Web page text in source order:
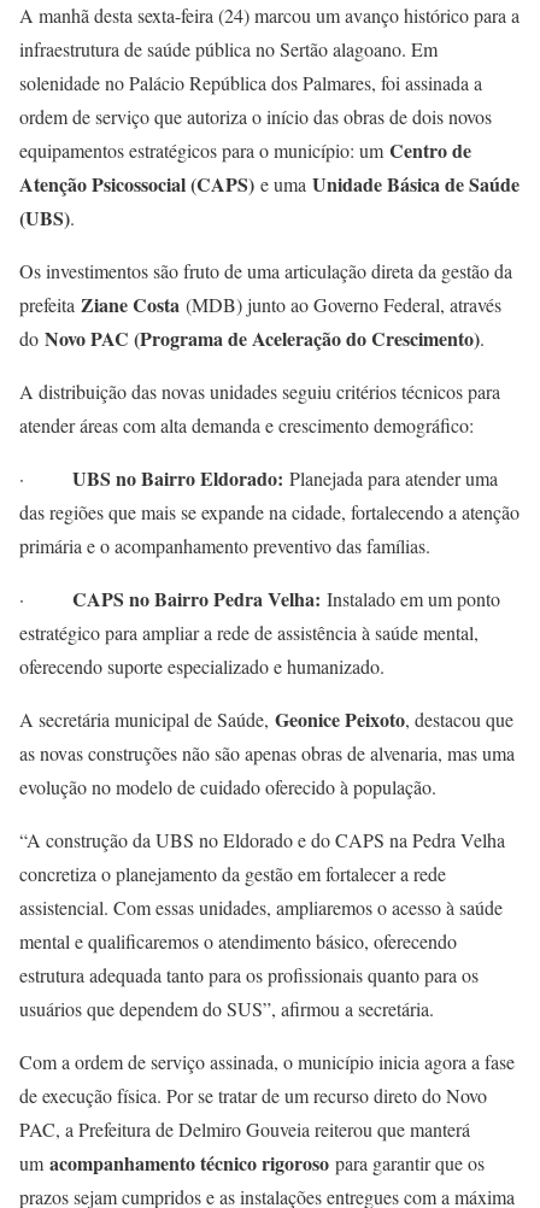
A manhã desta sexta-feira (24) marcou um avanço histórico para a
infraestrutura de saúde pública no Sertão alagoano. Em
solenidade no Palácio República dos Palmares, foi assinada a
ordem de serviço que autoriza o início das obras de dois novos
equipamentos estratégicos para o município: um Centro de
Atenção Psicossocial (CAPS) e uma Unidade Básica de Saúde
(UBS).
Os investimentos são fruto de uma articulação direta da gestão da
prefeita Ziane Costa (MDB) junto ao Governo Federal, através
do Novo PAC (Programa de Aceleração do Crescimento).
A distribuição das novas unidades seguiu critérios técnicos para
atender áreas com alta demanda e crescimento demográfico:
· UBS no Bairro Eldorado: Planejada para atender uma
das regiões que mais se expande na cidade, fortalecendo a atenção
primária e o acompanhamento preventivo das famílias.
· CAPS no Bairro Pedra Velha: Instalado em um ponto
estratégico para ampliar a rede de assistência à saúde mental,
oferecendo suporte especializado e humanizado.
A secretária municipal de Saúde, Geonice Peixoto, destacou que
as novas construções não são apenas obras de alvenaria, mas uma
evolução no modelo de cuidado oferecido à população.
“A construção da UBS no Eldorado e do CAPS na Pedra Velha
concretiza o planejamento da gestão em fortalecer a rede
assistencial. Com essas unidades, ampliaremos o acesso à saúde
mental e qualificaremos o atendimento básico, oferecendo
estrutura adequada tanto para os profissionais quanto para os
usuários que dependem do SUS”, afirmou a secretária.
Com a ordem de serviço assinada, o município inicia agora a fase
de execução física. Por se tratar de um recurso direto do Novo
PAC, a Prefeitura de Delmiro Gouveia reiterou que manterá
um acompanhamento técnico rigoroso para garantir que os
prazos sejam cumpridos e as instalações entregues com a máxima